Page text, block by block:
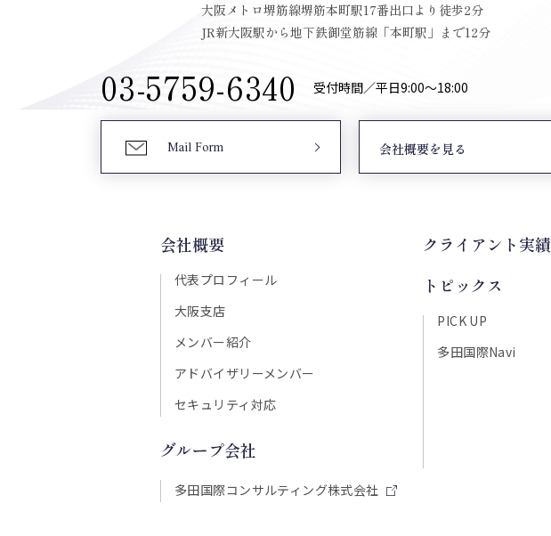
大阪メトロ堺筋線堺筋本町駅17番出口より徒歩2分
JR新大阪駅から地下鉄御堂筋線「本町駅」まで12分
03-5759-6340 受付時間／平日9:00〜18:00
Mail Form 会社概要を見る
会社概要
代表プロフィール
大阪支店
メンバー紹介
アドバイザリーメンバー
セキュリティ対応
グループ会社
多田国際コンサルティング株式会社
クライアント実績
トピックス
PICK UP
多田国際Navi